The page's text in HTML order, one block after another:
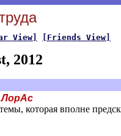
View] [Friends View]
2012
ЛорАс
которая вполне